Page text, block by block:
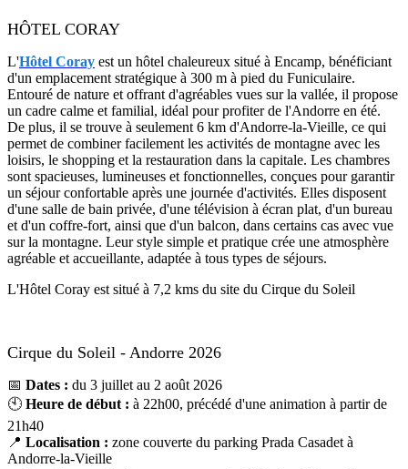
HÔTEL CORAY
L'Hôtel Coray est un hôtel chaleureux situé à Encamp, bénéficiant
d'un emplacement stratégique à 300 m à pied du Funiculaire.
Entouré de nature et offrant d'agréables vues sur la vallée, il propose
un cadre calme et familial, idéal pour profiter de l'Andorre en été.
De plus, il se trouve à seulement 6 km d'Andorre-la-Vieille, ce qui
permet de combiner facilement les activités de montagne avec les
loisirs, le shopping et la restauration dans la capitale. Les chambres
sont spacieuses, lumineuses et fonctionnelles, conçues pour garantir
un séjour confortable après une journée d'activités. Elles disposent
d'une salle de bain privée, d'une télévision à écran plat, d'un bureau
et d'un coffre-fort, ainsi que d'un balcon, dans certains cas avec vue
sur la montagne. Leur style simple et pratique crée une atmosphère
agréable et accueillante, adaptée à tous types de séjours.
L'Hôtel Coray est situé à 7,2 kms du site du Cirque du Soleil
Cirque du Soleil - Andorre 2026
📅 Dates : du 3 juillet au 2 août 2026
🕙 Heure de début : à 22h00, précédé d'une animation à partir de
21h40
📍 Localisation : zone couverte du parking Prada Casadet à
Andorre-la-Vieille